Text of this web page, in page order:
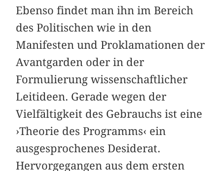
Ebenso findet man ihn im Bereich
des Politischen wie in den
Manifesten und Proklamationen der
Avantgarden oder in der
Formulierung wissenschaftlicher
Leitideen. Gerade wegen der
Vielfältigkeit des Gebrauchs ist eine
›Theorie des Programms‹ ein
ausgesprochenes Desiderat.
Hervorgegangen aus dem ersten